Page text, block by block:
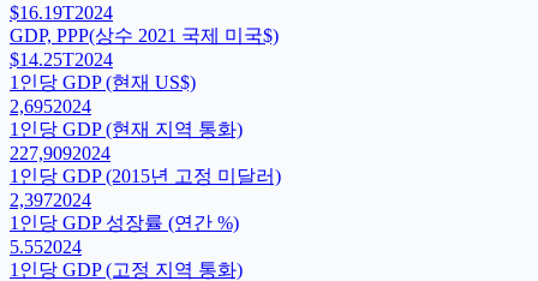
$16.19T2024
GDP, PPP(상수 2021 국제 미국$)
$14.25T2024
1인당 GDP (현재 US$)
2,6952024
1인당 GDP (현재 지역 통화)
227,9092024
1인당 GDP (2015년 고정 미달러)
2,3972024
1인당 GDP 성장률 (연간 %)
5.552024
1인당 GDP (고정 지역 통화)